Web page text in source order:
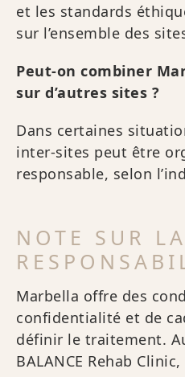
et les standards
sur l’ensemble des
Peut-on combiner
sur d’autres sites ?
Dans certaines
inter-sites peut être
responsable, selon
NOTE SUR LA
Marbella offre des
confidentialité et de
définir le traitement.
BALANCE Rehab